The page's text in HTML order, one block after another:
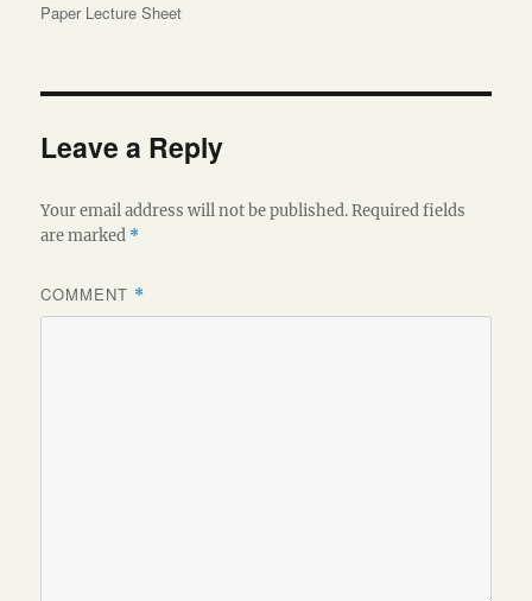
Paper Lecture Sheet
Leave a Reply
Your email address will not be published. Required fields
are marked *
COMMENT *